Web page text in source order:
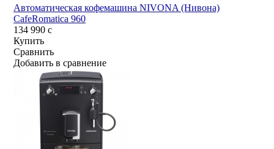
Автоматическая кофемашина NIVONA (Нивона)
CafeRomatica 960
134 990c
Купить
Сравнить
Добавить в сравнение